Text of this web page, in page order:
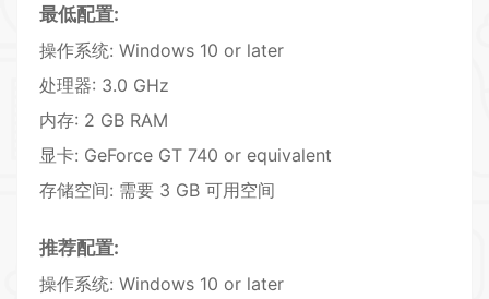
最低配置:
操作系统: Windows 10 or later
处理器: 3.0 GHz
内存: 2 GB RAM
显卡: GeForce GT 740 or equivalent
存储空间: 需要 3 GB 可用空间
推荐配置:
操作系统: Windows 10 or later